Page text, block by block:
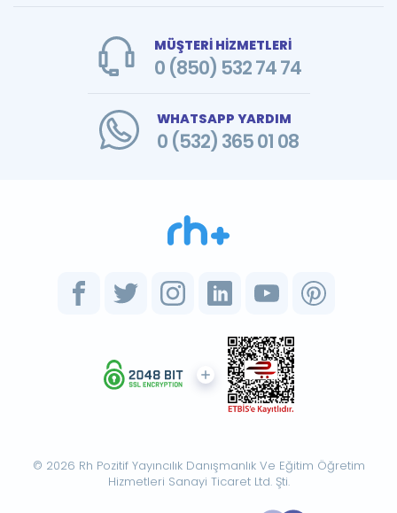
MÜŞTERİ HİZMETLERİ
0 (850) 532 74 74
WHATSAPP YARDIM
0 (532) 365 01 08
© 2026 Rh Pozitif Yayıncılık Danışmanlık Ve Eğitim Öğretim
Hizmetleri Sanayi Ticaret Ltd. Şti.